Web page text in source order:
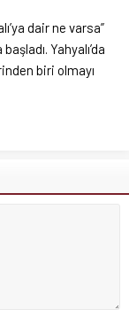
dair ne varsa”
Yahyalı’da
biri olmayı